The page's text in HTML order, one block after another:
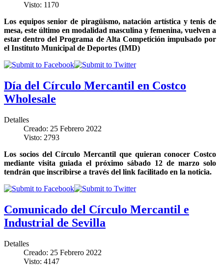
Visto: 1170
Los equipos senior de piragüismo, natación artística y tenis de
mesa, este último en modalidad masculina y femenina, vuelven a
estar dentro del Programa de Alta Competición impulsado por
el Instituto Municipal de Deportes (IMD)
Día del Círculo Mercantil en Costco
Wholesale
Detalles
Creado: 25 Febrero 2022
Visto: 2793
Los socios del Círculo Mercantil que quieran conocer Costco
mediante visita guiada el próximo sábado 12 de marzo solo
tendrán que inscribirse a través del link facilitado en la noticia.
Comunicado del Círculo Mercantil e
Industrial de Sevilla
Detalles
Creado: 25 Febrero 2022
Visto: 4147